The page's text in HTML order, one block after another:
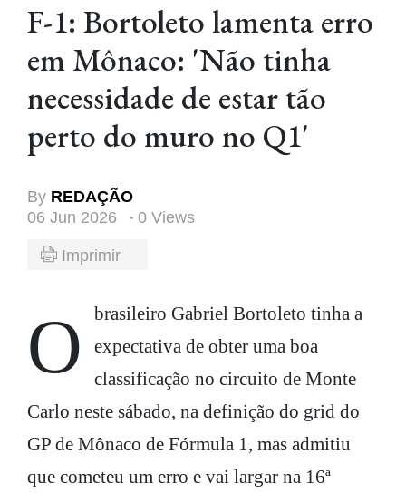
F-1: Bortoleto lamenta erro
em Mônaco: 'Não tinha
necessidade de estar tão
perto do muro no Q1'
By REDAÇÃO
06 Jun 2026
0 Views
Imprimir
O brasileiro Gabriel Bortoleto tinha a
expectativa de obter uma boa
classificação no circuito de Monte
Carlo neste sábado, na definição do grid do
GP de Mônaco de Fórmula 1, mas admitiu
que cometeu um erro e vai largar na 16ª